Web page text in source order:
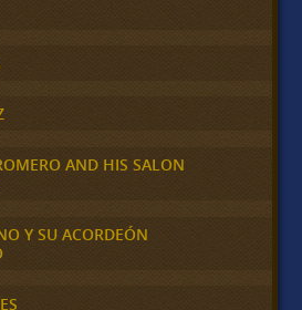
AND HIS SALON
Y SU ACORDEÓN